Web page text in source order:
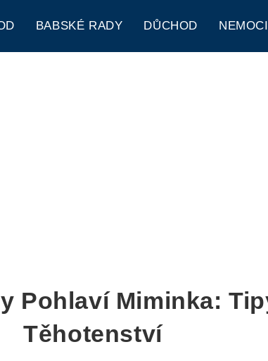
BABSKÉ RADY DŮCHOD NEMOCI
Pohlaví Miminka:
Těhotenství